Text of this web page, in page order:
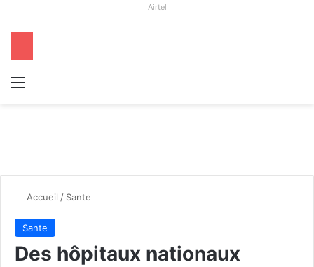
Airtel
Accueil / Sante
Sante
Des hôpitaux nationaux